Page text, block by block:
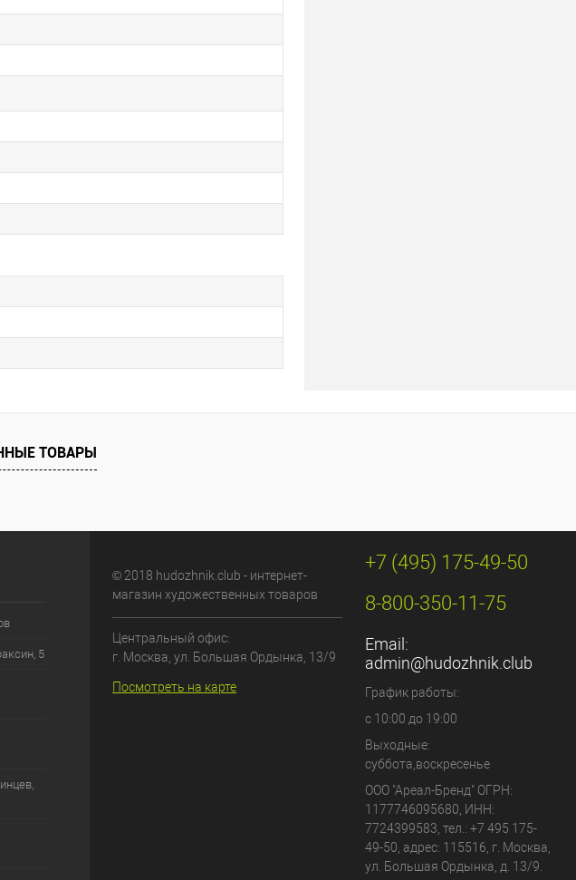
ТОВАРЫ
5
© 2018 hudozhnik.club - интернет-
магазин художественных товаров
Центральный офис:
г. Москва, ул. Большая Ордынка, 13/9
Посмотреть на карте
+7 (495) 175-49-50
8-800-350-11-75
Email:
admin@hudozhnik.club
График работы:
с 10:00 до 19:00
Выходные:
суббота,воскресенье
ООО "Ареал-Бренд" ОГРН:
1177746095680, ИНН:
7724399583, тел.: +7 495 175-
49-50, адрес: 115516, г. Москва,
ул. Большая Ордынка, д. 13/9.